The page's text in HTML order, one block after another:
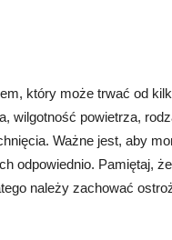
który może trwać od
wilgotność powietrza,
Ważne jest, aby
odpowiednio. Pamiętaj,
należy zachować